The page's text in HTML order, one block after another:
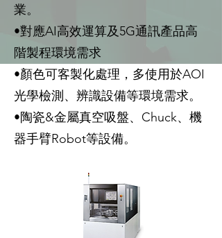
業。
•對應AI高效運算及5G通訊產品高
階製程環境需求
•顏色可客製化處理，多使用於AOI
光學檢測、辨識設備等環境需求。
•陶瓷&金屬真空吸盤、Chuck、機
器手臂Robot等設備。